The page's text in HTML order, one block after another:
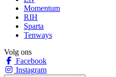
Momentum
RIH
Sparta
Tenways
Volg ons
Facebook
Instagram